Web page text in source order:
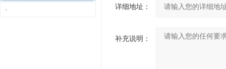
· 详细地址：
补充说明：